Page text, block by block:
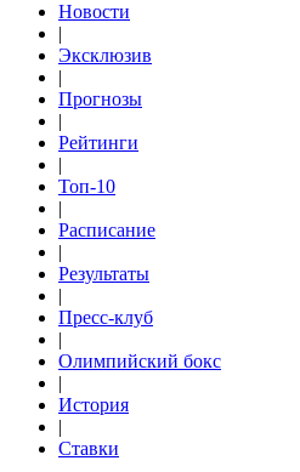
Новости
|
Эксклюзив
|
Прогнозы
|
Рейтинги
|
Топ-10
|
Расписание
|
Результаты
|
Пресс-клуб
|
Олимпийский бокс
|
История
|
Ставки